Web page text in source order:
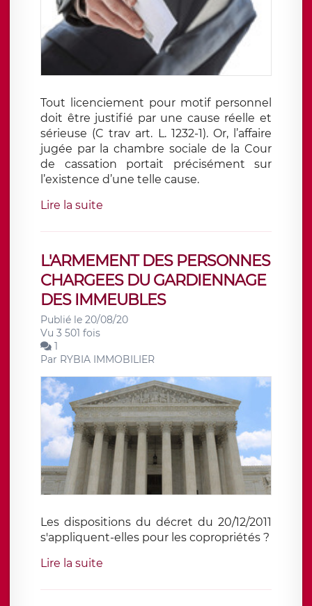
Tout licenciement pour motif personnel
doit être justifié par une cause réelle et
sérieuse (C trav art. L. 1232-1). Or, l’affaire
jugée par la chambre sociale de la Cour
de cassation portait précisément sur
l’existence d’une telle cause.
Lire la suite
L'ARMEMENT DES PERSONNES
CHARGEES DU GARDIENNAGE
DES IMMEUBLES
Publié le 20/08/20
Vu 3 501 fois
1
Par RYBIA IMMOBILIER
Les dispositions du décret du 20/12/2011
s'appliquent-elles pour les copropriétés ?
Lire la suite